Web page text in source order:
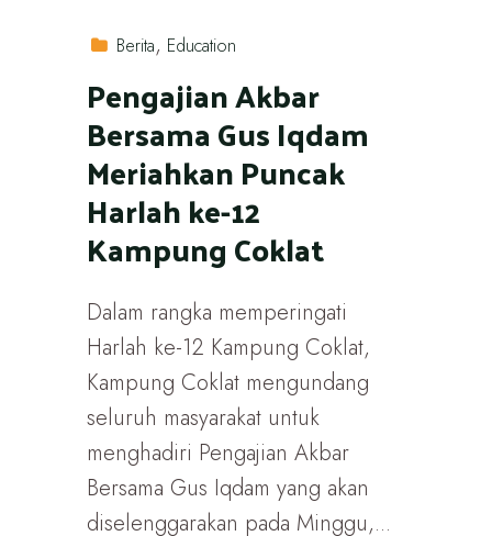
Berita Education
Pengajian Akbar
Bersama Gus Iqdam
Meriahkan Puncak
Harlah ke-12
Kampung Coklat
Dalam rangka memperingati
Harlah ke-12 Kampung Coklat,
Kampung Coklat mengundang
seluruh masyarakat untuk
menghadiri Pengajian Akbar
Bersama Gus Iqdam yang akan
diselenggarakan pada Minggu,...